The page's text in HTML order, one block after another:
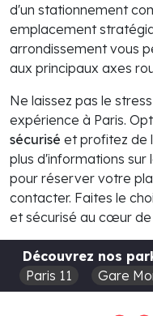
d'un stationnement
emplacement
arrondissement vous
aux principaux axes
Ne laissez pas le
expérience à Paris.
sécurisé et profitez de
plus d'informations sur
pour réserver votre
contacter. Faites le
et sécurisé au cœur de
Découvrez nos
Paris 11
Gare